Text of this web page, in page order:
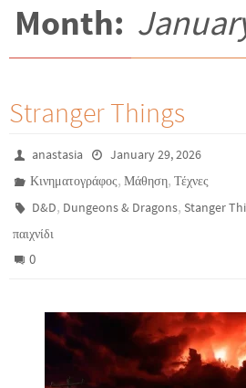
Month:
Stranger Things
anastasia
January 29, 2026
Κινηματογράφος,Μάθηση,Τέχνες
D&D, Dungeons & Dragons,Stanger
παιχνίδι
0